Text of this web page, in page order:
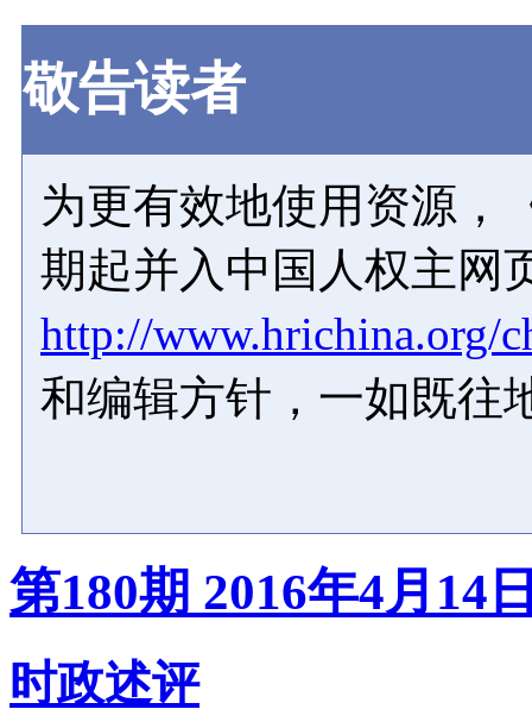
敬告读者
为更有效地使用资源，
期起并入中国人权主网
http://www.hrichina.org/
和编辑方针，一如既往
第180期 2016年4月14
时政述评